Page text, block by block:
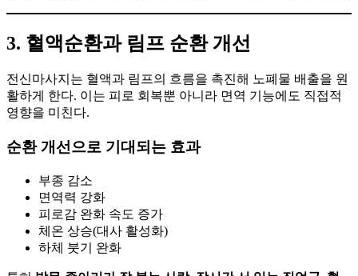
3. 혈액순환과 림프 순환 개선
전신마사지는 혈액과 림프의 흐름을 촉진해 노폐물 배출을 원
활하게 한다. 이는 피로 회복뿐 아니라 면역 기능에도 직접적
영향을 미친다.
순환 개선으로 기대되는 효과
부종 감소
면역력 강화
피로감 완화 속도 증가
체온 상승(대사 활성화)
하체 붓기 완화